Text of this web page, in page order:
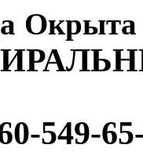
549-